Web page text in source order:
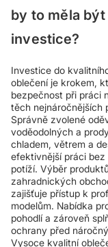
by to měla
investice?
Investice do
oblečení je krokem,
bezpečnost při práci
těch nejnáročnějších
Správně zvolené
voděodolných a
chladem, větrem a
efektivnější práci
potíží. Výběr
zahradnických
zajišťuje přístup k
modelům. Nabídka
pohodlí a zároveň
ochrany před
Vysoce kvalitní